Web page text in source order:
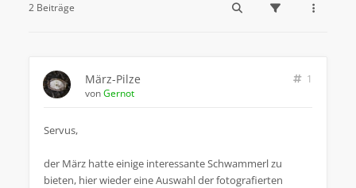
2 Beiträge
März-Pilze
1
vonGernot
Servus,
der März hatte einige interessante Schwammerl zu
bieten, hier wieder eine Auswahl der fotografierten